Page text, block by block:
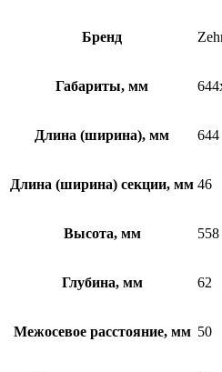
Бренд
Габариты, мм
Длина (ширина), мм 644
Длина (ширина) секции, мм 46
Высота, мм
Глубина, мм 62
Межосевое расстояние, мм 50